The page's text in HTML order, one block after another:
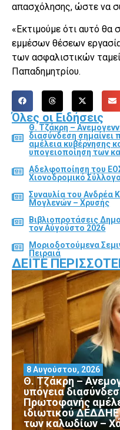
απασχόλησης, ώστε να
«Εκτιμούμε ότι αυτό θα
εμμέσων θέσεων
των ασφαλιστικών
Παπαδημητρίου.
Όλες οι Ειδήσεις
Θ. Τζάκρη –
διασύνδεση
αμέλεια κυβέρνησης
υπογειοποίηση των
Αδελφοποίηση του
Χιονοδρομικό
Συναυλία του Ανδρέα
Μογλενών – Χρυσής
Βιβλιοπροτάσεις
τον Αύγούστο 2026
Μοριοδοτούμενα
Πειραιά
ΔΕΊΤΕ
Θ. Τζάκρη –
υπόγεια
Πρωτοφανής
ιδιωτικού ΔΕΔΔΗΕ
των καλωδίων –
8 Αυγούστου, 2026